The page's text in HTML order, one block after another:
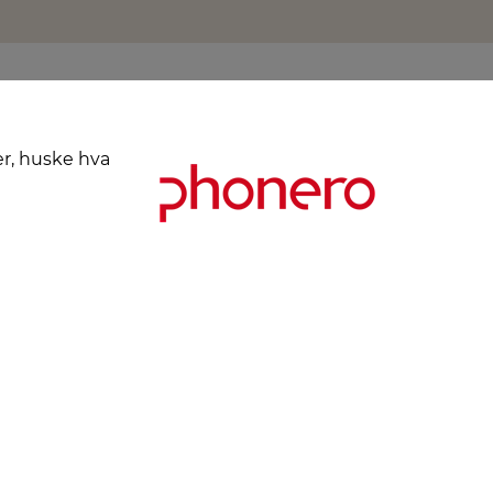
huske hva